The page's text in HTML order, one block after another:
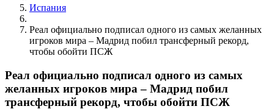
Испания
Реал официально подписал одного из самых желанных
игроков мира – Мадрид побил трансферный рекорд,
чтобы обойти ПСЖ
Реал официально подписал одного из самых
желанных игроков мира – Мадрид побил
трансферный рекорд, чтобы обойти ПСЖ